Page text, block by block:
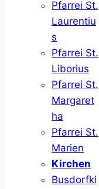
Pfarrei St.
Laurentiu
s
Pfarrei St.
Liborius
Pfarrei St.
Margaret
ha
Pfarrei St.
Marien
Kirchen
Busdorfki